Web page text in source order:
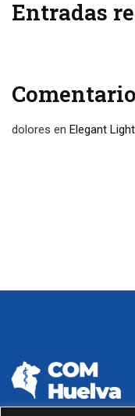
Entradas
dolores en Elegant